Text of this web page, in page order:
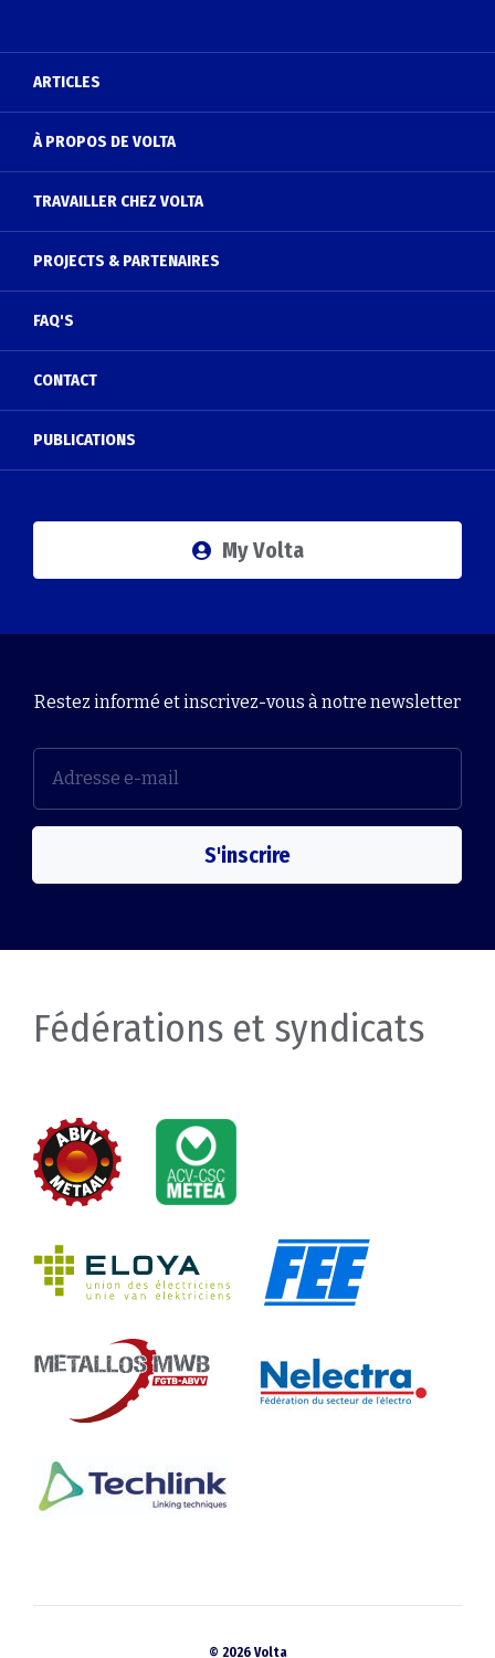
ARTICLES
À PROPOS DE VOLTA
TRAVAILLER CHEZ VOLTA
PROJECTS & PARTENAIRES
FAQ'S
CONTACT
PUBLICATIONS
My Volta
Restez informé et inscrivez-vous à notre newsletter
S'inscrire
Fédérations et syndicats
© 2026 Volta